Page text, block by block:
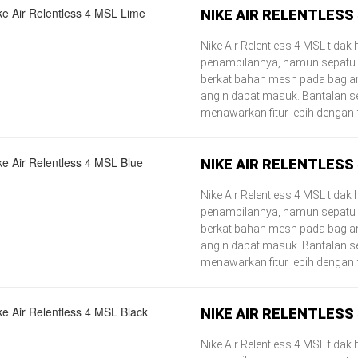
NIKE AIR
Nike Air Relentless 4 MSL
penampilannya, namun
berkat bahan mesh pada
angin dapat masuk. Bantalan
menawarkan fitur lebih
NIKE AIR
Nike Air Relentless 4 MSL
penampilannya, namun
berkat bahan mesh pada
angin dapat masuk. Bantalan
menawarkan fitur lebih
NIKE AIR
Nike Air Relentless 4 MSL